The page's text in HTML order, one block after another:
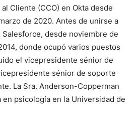
Cliente (CCO) en Okta desde
de 2020. Antes de unirse a
Salesforce, desde noviembre de
donde ocupó varios puestos
el vicepresidente sénior de
sénior de soporte
La Sra. Anderson-Copperman
psicología en la Universidad de